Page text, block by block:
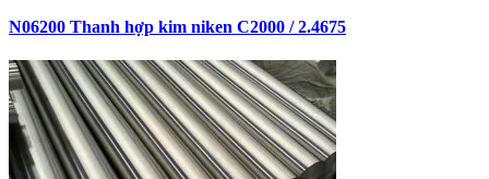
N06200 Thanh hợp kim niken C2000 / 2.4675